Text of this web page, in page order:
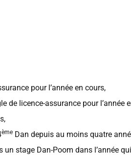
pour l’année en cours,
de licence-assurance pour l’année
ème Dan depuis au moins quatre
stage Dan-Poom dans l’année